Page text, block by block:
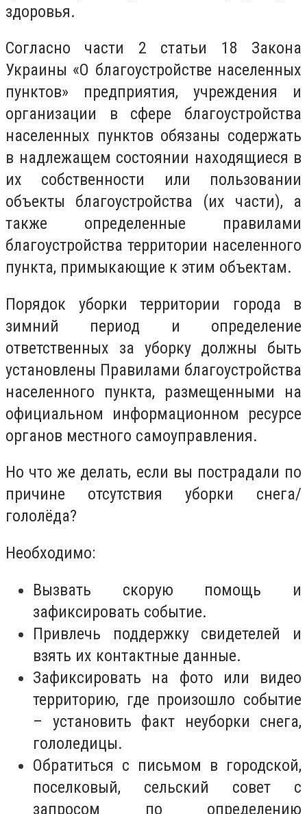
здоровья.
Согласно части 2 статьи 18 Закона
Украины «О благоустройстве населенных
пунктов» предприятия, учреждения и
организации в сфере благоустройства
населенных пунктов обязаны содержать
в надлежащем состоянии находящиеся в
их собственности или пользовании
объекты благоустройства (их части), а
также определенные правилами
благоустройства территории населенного
пункта, примыкающие к этим объектам.
Порядок уборки территории города в
зимний период и определение
ответственных за уборку должны быть
установлены Правилами благоустройства
населенного пункта, размещенными на
официальном информационном ресурсе
органов местного самоуправления.
Но что же делать, если вы пострадали по
причине отсутствия уборки снега/
гололёда?
Необходимо:
Вызвать скорую помощь и
зафиксировать событие.
Привлечь поддержку свидетелей и
взять их контактные данные.
Зафиксировать на фото или видео
территорию, где произошло событие
– установить факт неуборки снега,
гололедицы.
Обратиться с письмом в городской,
поселковый, сельский совет с
запросом по определению